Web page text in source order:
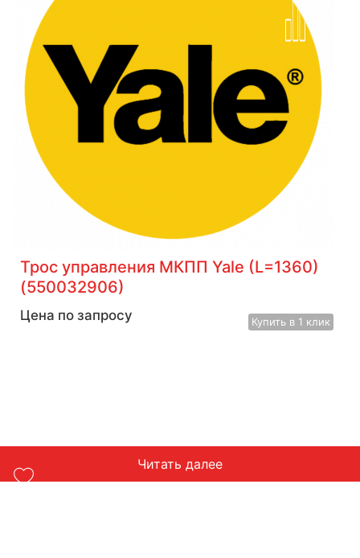
Трос управления МКПП Yale (L=1360)
(550032906)
Цена по запросу Купить в 1 клик
Читать далее